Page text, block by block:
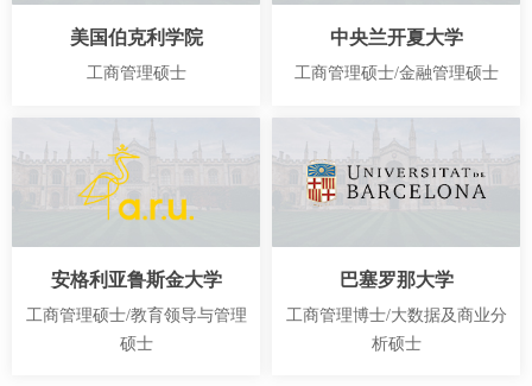
美国伯克利学院
工商管理硕士
中央兰开夏大学
工商管理硕士/金融管理硕士
安格利亚鲁斯金大学
工商管理硕士/教育领导与管理
硕士
巴塞罗那大学
工商管理博士/大数据及商业分
析硕士